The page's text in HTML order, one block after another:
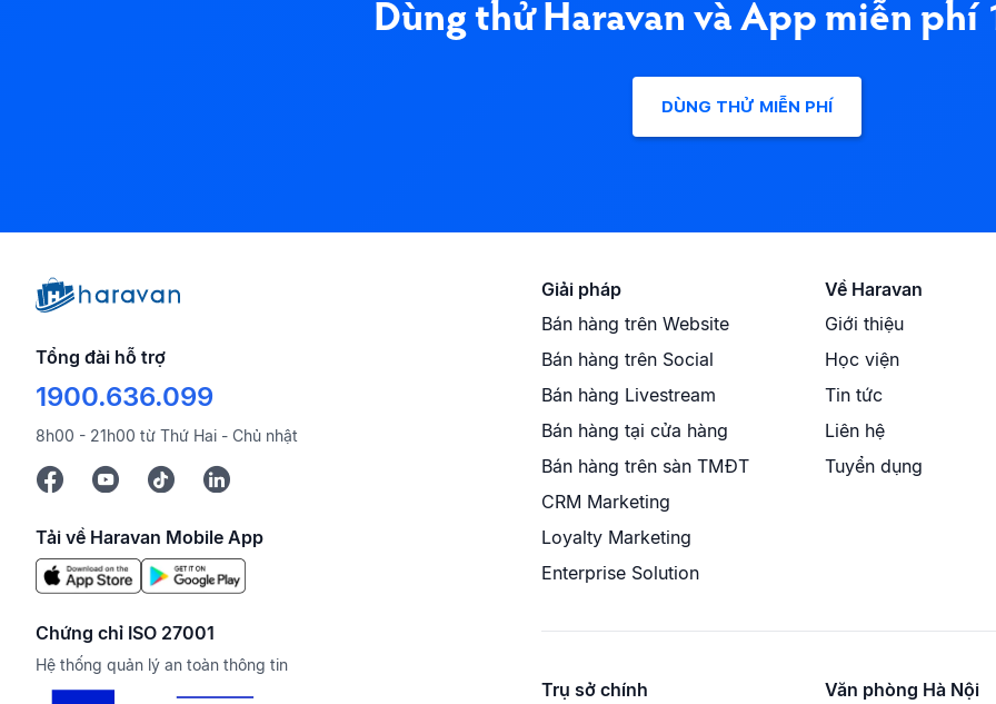
Dùng thử Haravan và App miễn phí
DÙNG THỬ MIỄN PHÍ
Tổng đài hỗ trợ
1900.636.099
8h00 - 21h00 từ Thứ Hai - Chủ nhật
Tải về Haravan Mobile App
Chứng chỉ ISO 27001
Hệ thống quản lý an toàn thông tin
Giải pháp
Bán hàng trên Website
Bán hàng trên Social
Bán hàng Livestream
Bán hàng tại cửa hàng
Bán hàng trên sàn TMĐT
CRM Marketing
Loyalty Marketing
Enterprise Solution
Về Haravan
Giới thiệu
Học viện
Tin tức
Liên hệ
Tuyển dụng
Trụ sở chính Văn phòng Hà Nội